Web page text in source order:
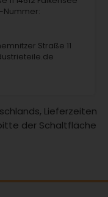
Nummer:
Straße 11
Lieferzeiten
der Schaltfläche